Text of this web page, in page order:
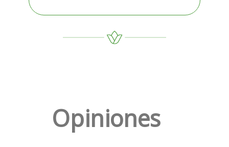
Opiniones